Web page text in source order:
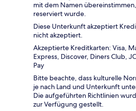
mit dem Namen
reserviert wurde.
Diese Unterkunft akzeptiert
nicht akzeptiert.
Akzeptierte Kreditkarten: Visa,
Express, Discover, Diners Club,
Pay
Bitte beachte, dass kulturelle
je nach Land und Unterkunft
Die aufgeführten Richtlinien
zur Verfügung gestellt.